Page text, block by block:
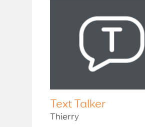
Text Talker
Thierry